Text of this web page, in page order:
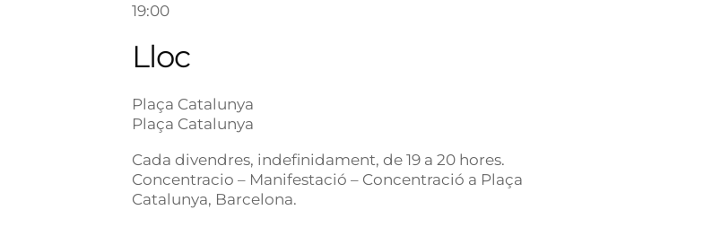
19:00
Lloc
Plaça Catalunya
Plaça Catalunya
Cada divendres, indefinidament, de 19 a 20 hores.
Concentracio – Manifestació – Concentració a Plaça
Catalunya, Barcelona.